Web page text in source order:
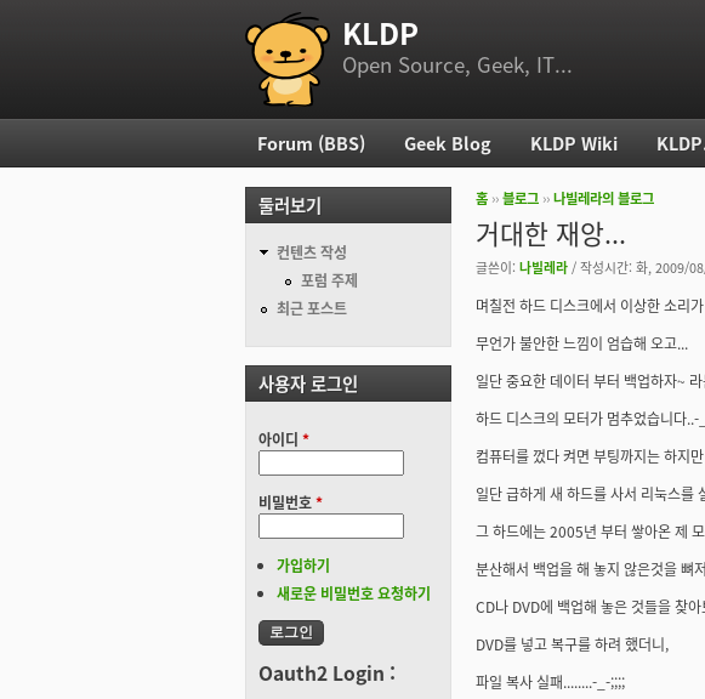
부 메뉴 KLDP
Open Source, Geek, IT...
현재 위치
홈 ››블로그 ››나빌레라의 블로그
거대한 재앙...
글쓴이: 나빌레라 / 작성시간: 화, 2009/
며칠전 하드 디스크에서 이상한 소리
무언가 불안한 느낌이 엄습해 오고...
일단 중요한 데이터 부터 백업하자~
하드 디스크의 모터가 멈추었습니다..-
컴퓨터를 껐다 켜면 부팅까지는 하지
일단 급하게 새 하드를 사서 리눅스를
그 하드에는 2005년 부터 쌓아온 제
분산해서 백업을 해 놓지 않은것을 뼈
CD나 DVD에 백업해 놓은 것들을 찾
DVD를 넣고 복구를 하려 했더니,
파일 복사 실패........-_-;;;;
주 메뉴
Forum (BBS) Geek Blog KLDP Wiki
둘러보기
컨텐츠 작성
포럼 주제
최근 포스트
사용자 로그인
아이디 *
비밀번호*
가입하기
새로운 비밀번호 요청하기
Oauth2 Login :